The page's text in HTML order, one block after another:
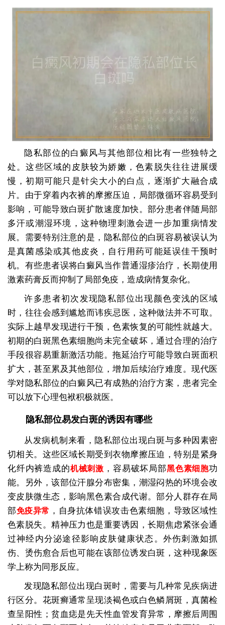
隐私部位的白癜风与其他部位相比有一些独特之
处。这些区域的皮肤较为娇嫩，色素脱失往往进展缓
慢，初期可能只是针尖大小的白点，逐渐扩大融合成
片。由于穿着内衣裤的摩擦压迫，局部微循环容易受到
影响，可能导致白斑扩散速度加快。部分患者伴随局部
多汗或潮湿环境，这种物理刺激会进一步加重病情发
展。需要特别注意的是，隐私部位的白斑容易被误认为
是真菌感染或其他皮炎，自行用药可能延误佳干预时
机。有些患者误将白癜风当作普通湿疹治疗，长期使用
激素药膏反而抑制了局部免疫，造成病情复杂化。
许多患者初次发现隐私部位出现颜色变浅的区域
时，往往会感到尴尬而讳疾忌医，这种做法并不可取。
实际上越早发现进行干预，色素恢复的可能性就越大。
初期的白斑黑色素细胞尚未完全破坏，通过合理的治疗
手段很容易重新激活功能。拖延治疗可能导致白斑面积
扩大，甚至累及其他部位，增加后续治疗难度。现代医
学对隐私部位的白癜风已有成熟的治疗方案，患者完全
可以放下心理包袱积极就医。
隐私部位易发白斑的诱因有哪些
从发病机制来看，隐私部位出现白斑与多种因素密
切相关。这些区域长期受到衣物摩擦压迫，特别是紧身
化纤内裤造成的机械刺激 ，容易破坏局部黑色素细胞功
能。另外，该部位汗腺分布密集，潮湿闷热的环境会改
变皮肤微生态，影响黑色素合成代谢。部分人群存在局
部免疫异常 ，自身抗体错误攻击色素细胞，导致区域性
色素脱失。精神压力也是重要诱因，长期焦虑紧张会通
过神经内分泌途径影响皮肤健康状态。外伤刺激如抓
伤、烫伤愈合后也可能在该部位诱发白斑，这种现象医
学上称为同形反应。
发现隐私部位出现白斑时，需要与几种常见疾病进
行区分。花斑癣通常呈现淡褐色或白色鳞屑斑，真菌检
查呈阳性；贫血痣是先天性血管发育异常，摩擦后周围